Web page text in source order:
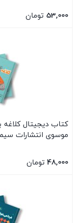
53,000 تومان
کتاب دیجیتال کلاغه
موسوی انتشارات
48,000 تومان